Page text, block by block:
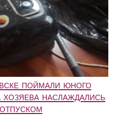
поймали юного
наслаждались
отпуском